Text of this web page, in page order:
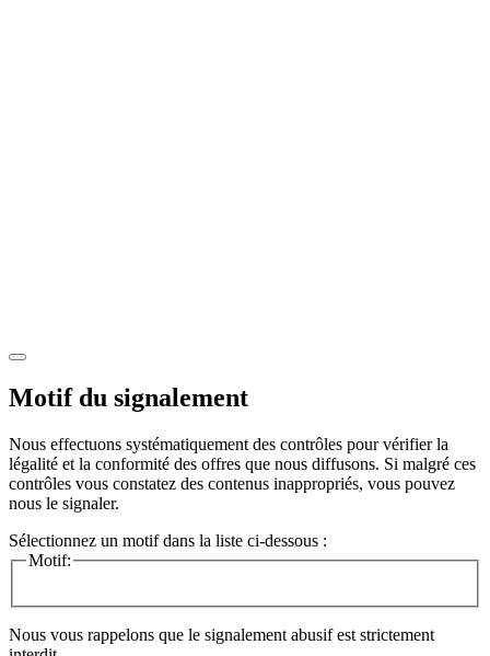
Motif du signalement
Nous effectuons systématiquement des contrôles pour vérifier la
légalité et la conformité des offres que nous diffusons. Si malgré ces
contrôles vous constatez des contenus inappropriés, vous pouvez
nous le signaler.
Sélectionnez un motif dans la liste ci-dessous :
Motif:
Nous vous rappelons que le signalement abusif est strictement